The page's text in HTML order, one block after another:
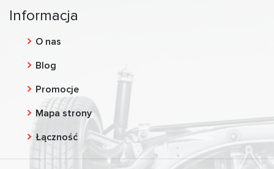
Informacja
O nas
Blog
Promocje
Mapa strony
Łączność